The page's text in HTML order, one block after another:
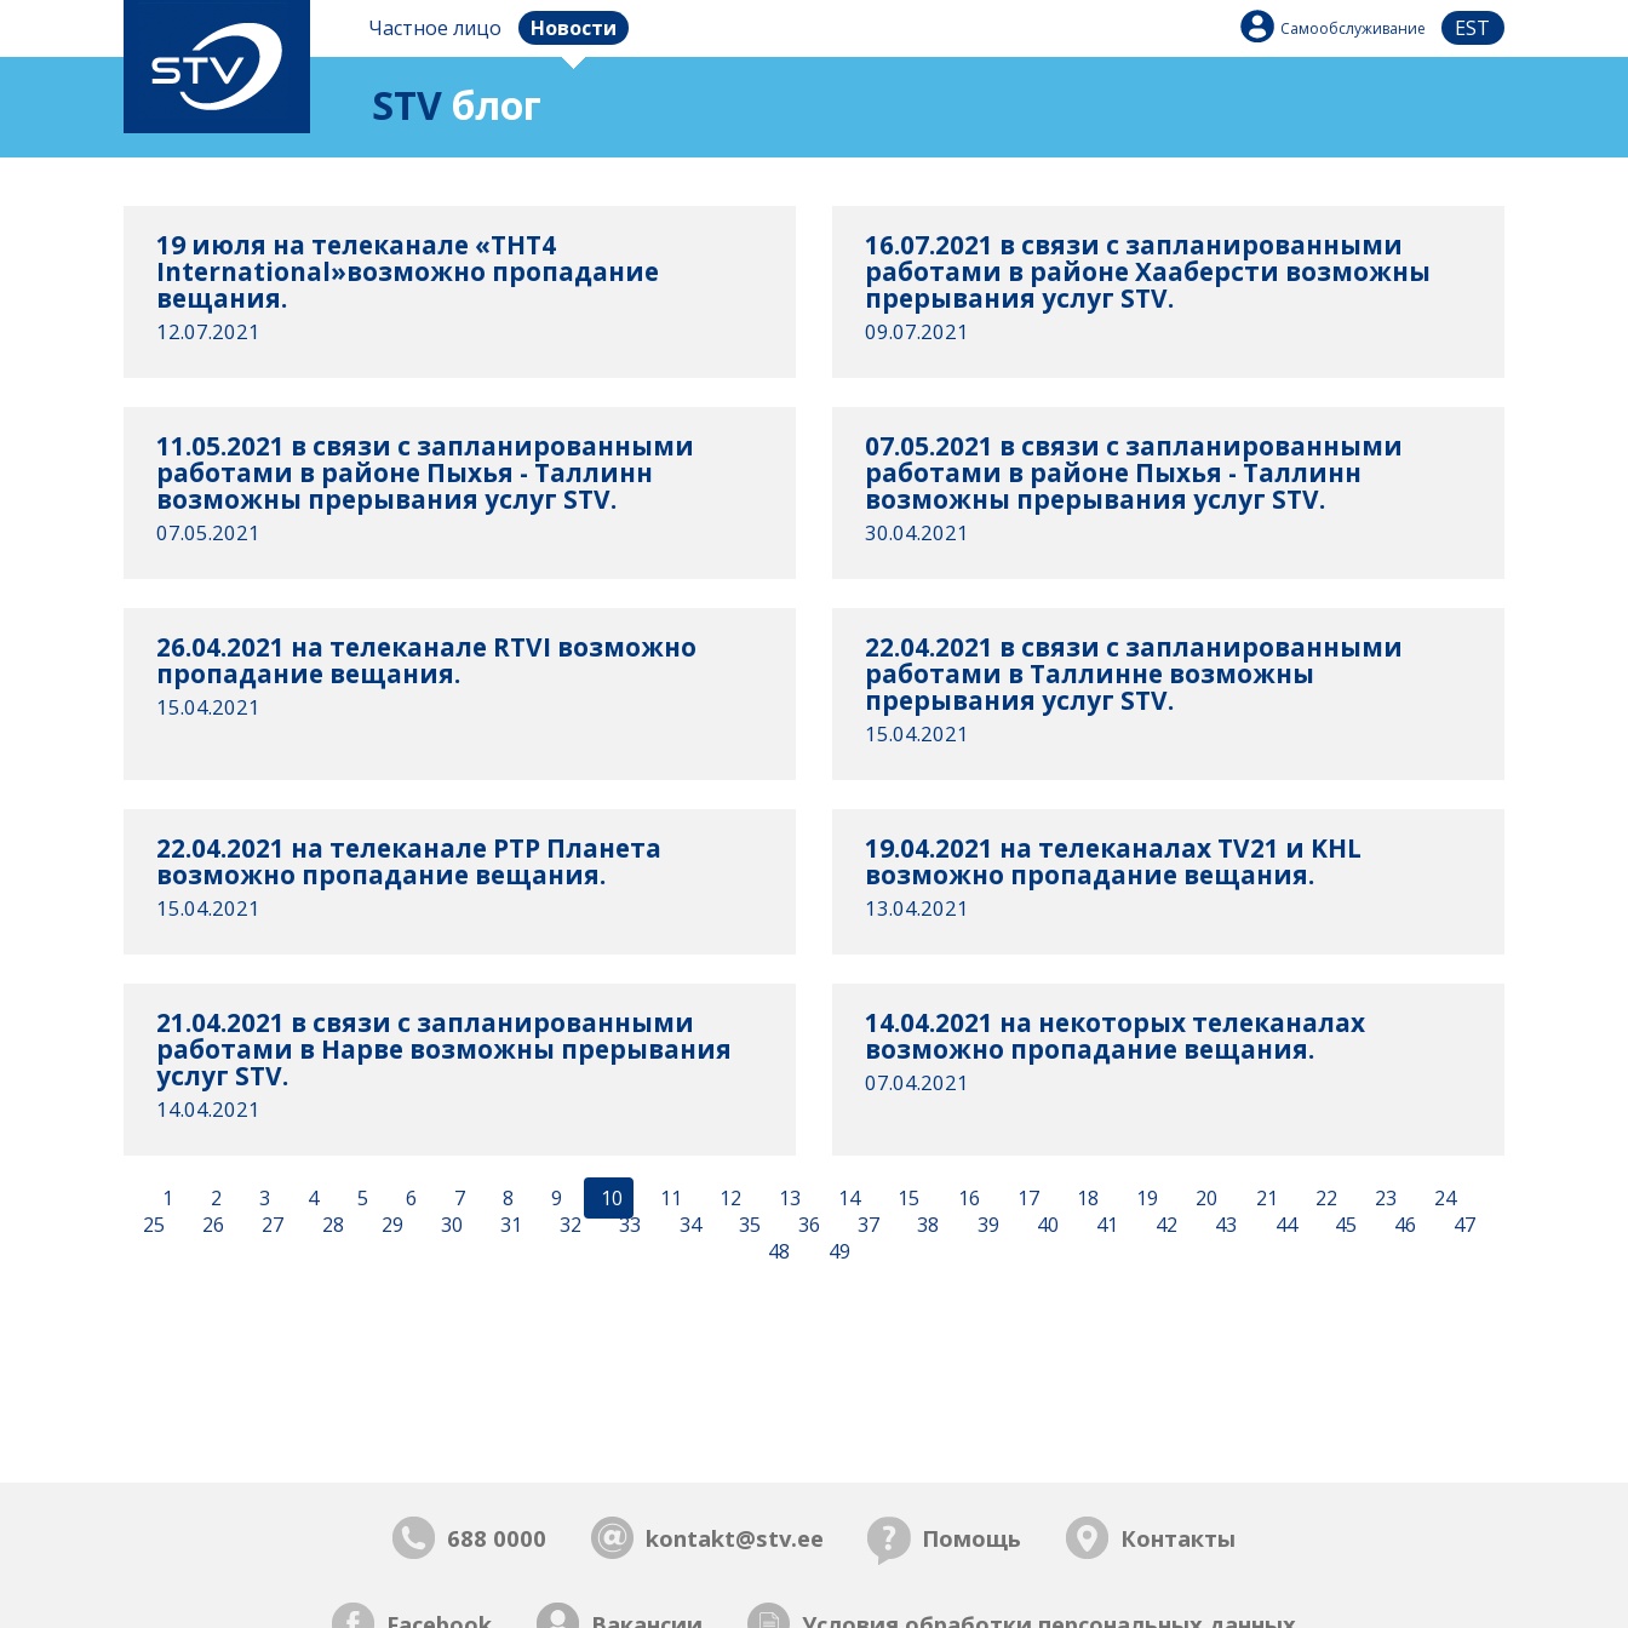
Частное лицо Новости Самообслуживание EST
STV блог
19 июля на телеканале «THT4
International»возможно пропадание
вещания.
12.07.2021
16.07.2021 в связи с запланированными
работами в районе Хааберсти возможны
прерывания услуг STV.
09.07.2021
11.05.2021 в связи с запланированными
работами в районе Пыхья - Таллинн
возможны прерывания услуг STV.
07.05.2021
07.05.2021 в связи с запланированными
работами в районе Пыхья - Таллинн
возможны прерывания услуг STV.
30.04.2021
26.04.2021 на телеканале RTVI возможно
пропадание вещания.
15.04.2021
22.04.2021 в связи с запланированными
работами в Таллинне возможны
прерывания услуг STV.
15.04.2021
22.04.2021 на телеканале РТР Планета
возможно пропадание вещания.
15.04.2021
19.04.2021 на телеканалах TV21 и KHL
возможно пропадание вещания.
13.04.2021
21.04.2021 в связи с запланированными
работами в Нарве возможны прерывания
услуг STV.
14.04.2021
14.04.2021 на некоторых телеканалах
возможно пропадание вещания.
07.04.2021
1 2 3 4 5 6 7 8 9 10 11 12 13 14 15 16 17 18 19 20 21 22 23
24
25
26 27 28 29 30 31 32 33 34 35 36 37 38 39 40 41 42 43 44 45 46
47
48
49
688 0000 kontakt@stv.ee Помощь Контакты